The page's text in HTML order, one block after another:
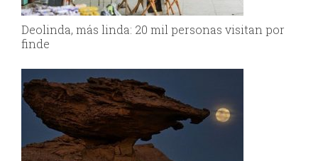
Deolinda, más linda: 20 mil personas visitan por
finde